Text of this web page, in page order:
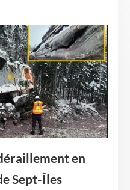
en
Sept-Îles